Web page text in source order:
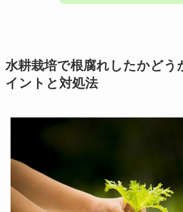
水耕栽培で根腐れしたかどう
イントと対処法